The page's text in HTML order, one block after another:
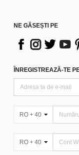
NE GĂSEȘTI PE
ÎNREGISTREAZĂ-TE
RO + 40
RO + 40